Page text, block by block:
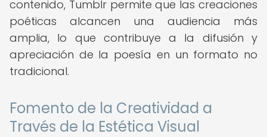
contenido, Tumblr permite que las creaciones
poéticas alcancen una audiencia más
amplia, lo que contribuye a la difusión y
apreciación de la poesía en un formato no
tradicional.
Fomento de la Creatividad a
Través de la Estética Visual